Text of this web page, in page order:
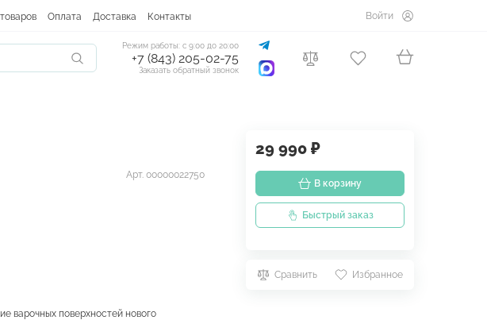
Оплата Доставка Контакты Войти
Режим работы: с 9:00 до 20:00
+7 (843) 205-02-75
Заказать обратный звонок
Арт. 00000022750
29 990 ₽
В корзину
Быстрый заказ
Сравнить Избранное
варочных поверхностей нового